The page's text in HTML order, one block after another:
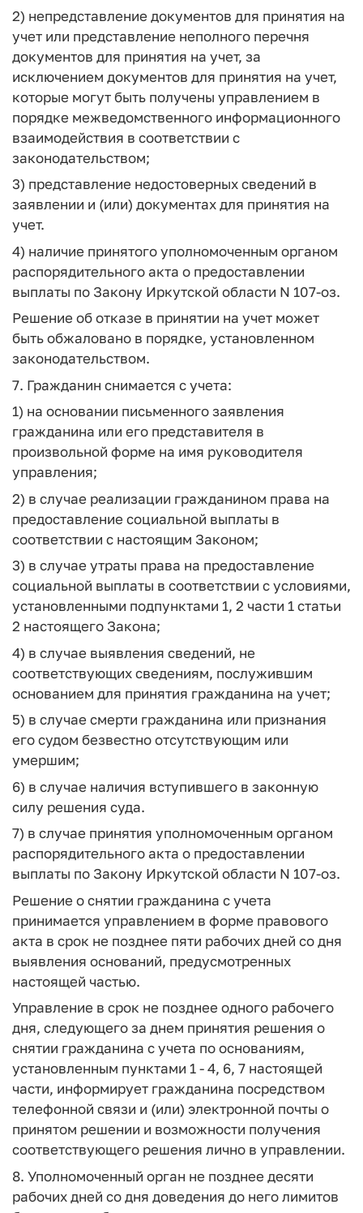
2) непредставление документов для принятия на
учет или представление неполного перечня
документов для принятия на учет, за
исключением документов для принятия на учет,
которые могут быть получены управлением в
порядке межведомственного информационного
взаимодействия в соответствии с
законодательством;
3) представление недостоверных сведений в
заявлении и (или) документах для принятия на
учет.
4) наличие принятого уполномоченным органом
распорядительного акта о предоставлении
выплаты по Закону Иркутской области N 107-оз.
Решение об отказе в принятии на учет может
быть обжаловано в порядке, установленном
законодательством.
7. Гражданин снимается с учета:
1) на основании письменного заявления
гражданина или его представителя в
произвольной форме на имя руководителя
управления;
2) в случае реализации гражданином права на
предоставление социальной выплаты в
соответствии с настоящим Законом;
3) в случае утраты права на предоставление
социальной выплаты в соответствии с условиями,
установленными подпунктами 1, 2 части 1 статьи
2 настоящего Закона;
4) в случае выявления сведений, не
соответствующих сведениям, послужившим
основанием для принятия гражданина на учет;
5) в случае смерти гражданина или признания
его судом безвестно отсутствующим или
умершим;
6) в случае наличия вступившего в законную
силу решения суда.
7) в случае принятия уполномоченным органом
распорядительного акта о предоставлении
выплаты по Закону Иркутской области N 107-оз.
Решение о снятии гражданина с учета
принимается управлением в форме правового
акта в срок не позднее пяти рабочих дней со дня
выявления оснований, предусмотренных
настоящей частью.
Управление в срок не позднее одного рабочего
дня, следующего за днем принятия решения о
снятии гражданина с учета по основаниям,
установленным пунктами 1 - 4, 6, 7 настоящей
части, информирует гражданина посредством
телефонной связи и (или) электронной почты о
принятом решении и возможности получения
соответствующего решения лично в управлении.
8. Уполномоченный орган не позднее десяти
рабочих дней со дня доведения до него лимитов